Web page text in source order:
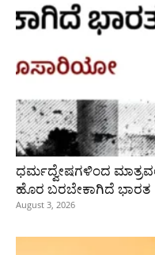
ಧರ್ಮದ್ವೇಷಗಳಿಂದ
ಹೊರ ಬರಬೇಕಾಗಿದೆ ಭಾರತ
August 3, 2026